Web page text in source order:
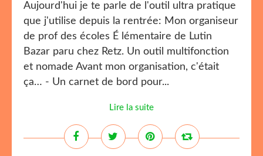
Aujourd'hui je te parle de l'outil ultra pratique
que j'utilise depuis la rentrée: Mon organiseur
de prof des écoles É lémentaire de Lutin
Bazar paru chez Retz. Un outil multifonction
et nomade Avant mon organisation, c'était
ça… - Un carnet de bord pour...
Lire la suite